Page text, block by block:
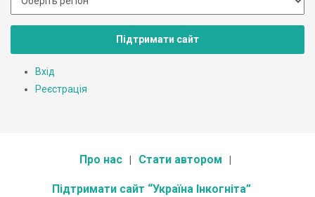
Підтримати сайт
Вхід
Реєстрація
Про нас Стати автором
Підтримати сайт “Україна Інкогніта”